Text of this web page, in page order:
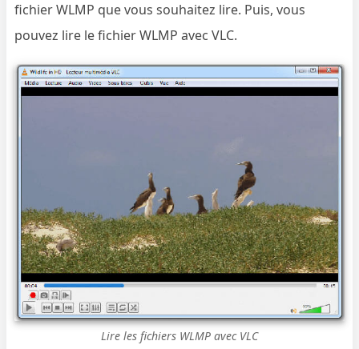
fichier WLMP que vous souhaitez lire. Puis, vous
pouvez lire le fichier WLMP avec VLC.
Lire les fichiers WLMP avec VLC